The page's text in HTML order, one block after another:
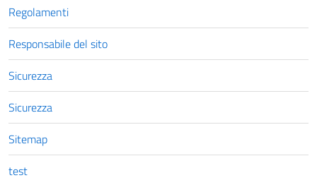
Regolamenti
Responsabile del sito
Sicurezza
Sicurezza
Sitemap
test